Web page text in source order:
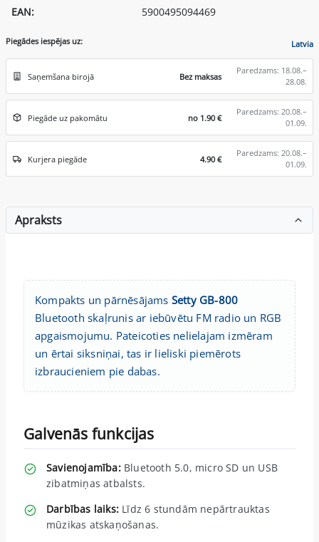
EAN:
5900495094469
Piegādes iespējas uz: Latvia
Saņemšana birojā Bez maksas
Paredzams: 18.08.–
28.08.
Piegāde uz pakomātu no 1.90 €
Paredzams: 20.08.–
01.09.
Kurjera piegāde 4.90 €
Paredzams: 20.08.–
01.09.
Apraksts
Kompakts un pārnēsājams Setty GB-800
Bluetooth skaļrunis ar iebūvētu FM radio un RGB
apgaismojumu. Pateicoties nelielajam izmēram
un ērtai siksniņai, tas ir lieliski piemērots
izbraucieniem pie dabas.
Galvenās funkcijas
Savienojamība:Bluetooth 5.0, micro SD un USB
zibatmiņas atbalsts.
Darbības laiks: Līdz 6 stundām nepārtrauktas
mūzikas atskaņošanas.